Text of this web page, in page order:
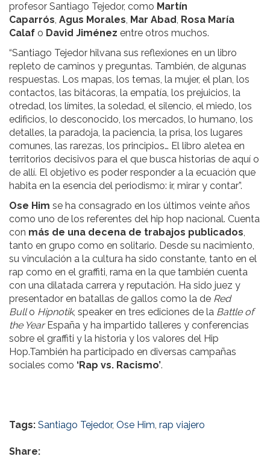
profesor Santiago Tejedor, como Martín
Caparrós, Agus Morales, Mar Abad, Rosa María
Calaf o David Jiménez entre otros muchos.
“Santiago Tejedor hilvana sus reflexiones en un libro
repleto de caminos y preguntas. También, de algunas
respuestas. Los mapas, los temas, la mujer, el plan, los
contactos, las bitácoras, la empatía, los prejuicios, la
otredad, los límites, la soledad, el silencio, el miedo, los
edificios, lo desconocido, los mercados, lo humano, los
detalles, la paradoja, la paciencia, la prisa, los lugares
comunes, las rarezas, los principios… El libro aletea en
territorios decisivos para el que busca historias de aquí o
de allí. El objetivo es poder responder a la ecuación que
habita en la esencia del periodismo: ir, mirar y contar”.
Ose Him se ha consagrado en los últimos veinte años
como uno de los referentes del hip hop nacional. Cuenta
con más de una decena de trabajos publicados,
tanto en grupo como en solitario. Desde su nacimiento,
su vinculación a la cultura ha sido constante, tanto en el
rap como en el graffiti, rama en la que también cuenta
con una dilatada carrera y reputación. Ha sido juez y
presentador en batallas de gallos como la de Red
Bullo Hipnotik, speaker en tres ediciones de la Battle of
the YearEspaña y ha impartido talleres y conferencias
sobre el graffiti y la historia y los valores del Hip
Hop.También ha participado en diversas campañas
sociales como ‘Rap vs. Racismo’.
Tags: Santiago Tejedor, Ose Him, rap viajero
Share: